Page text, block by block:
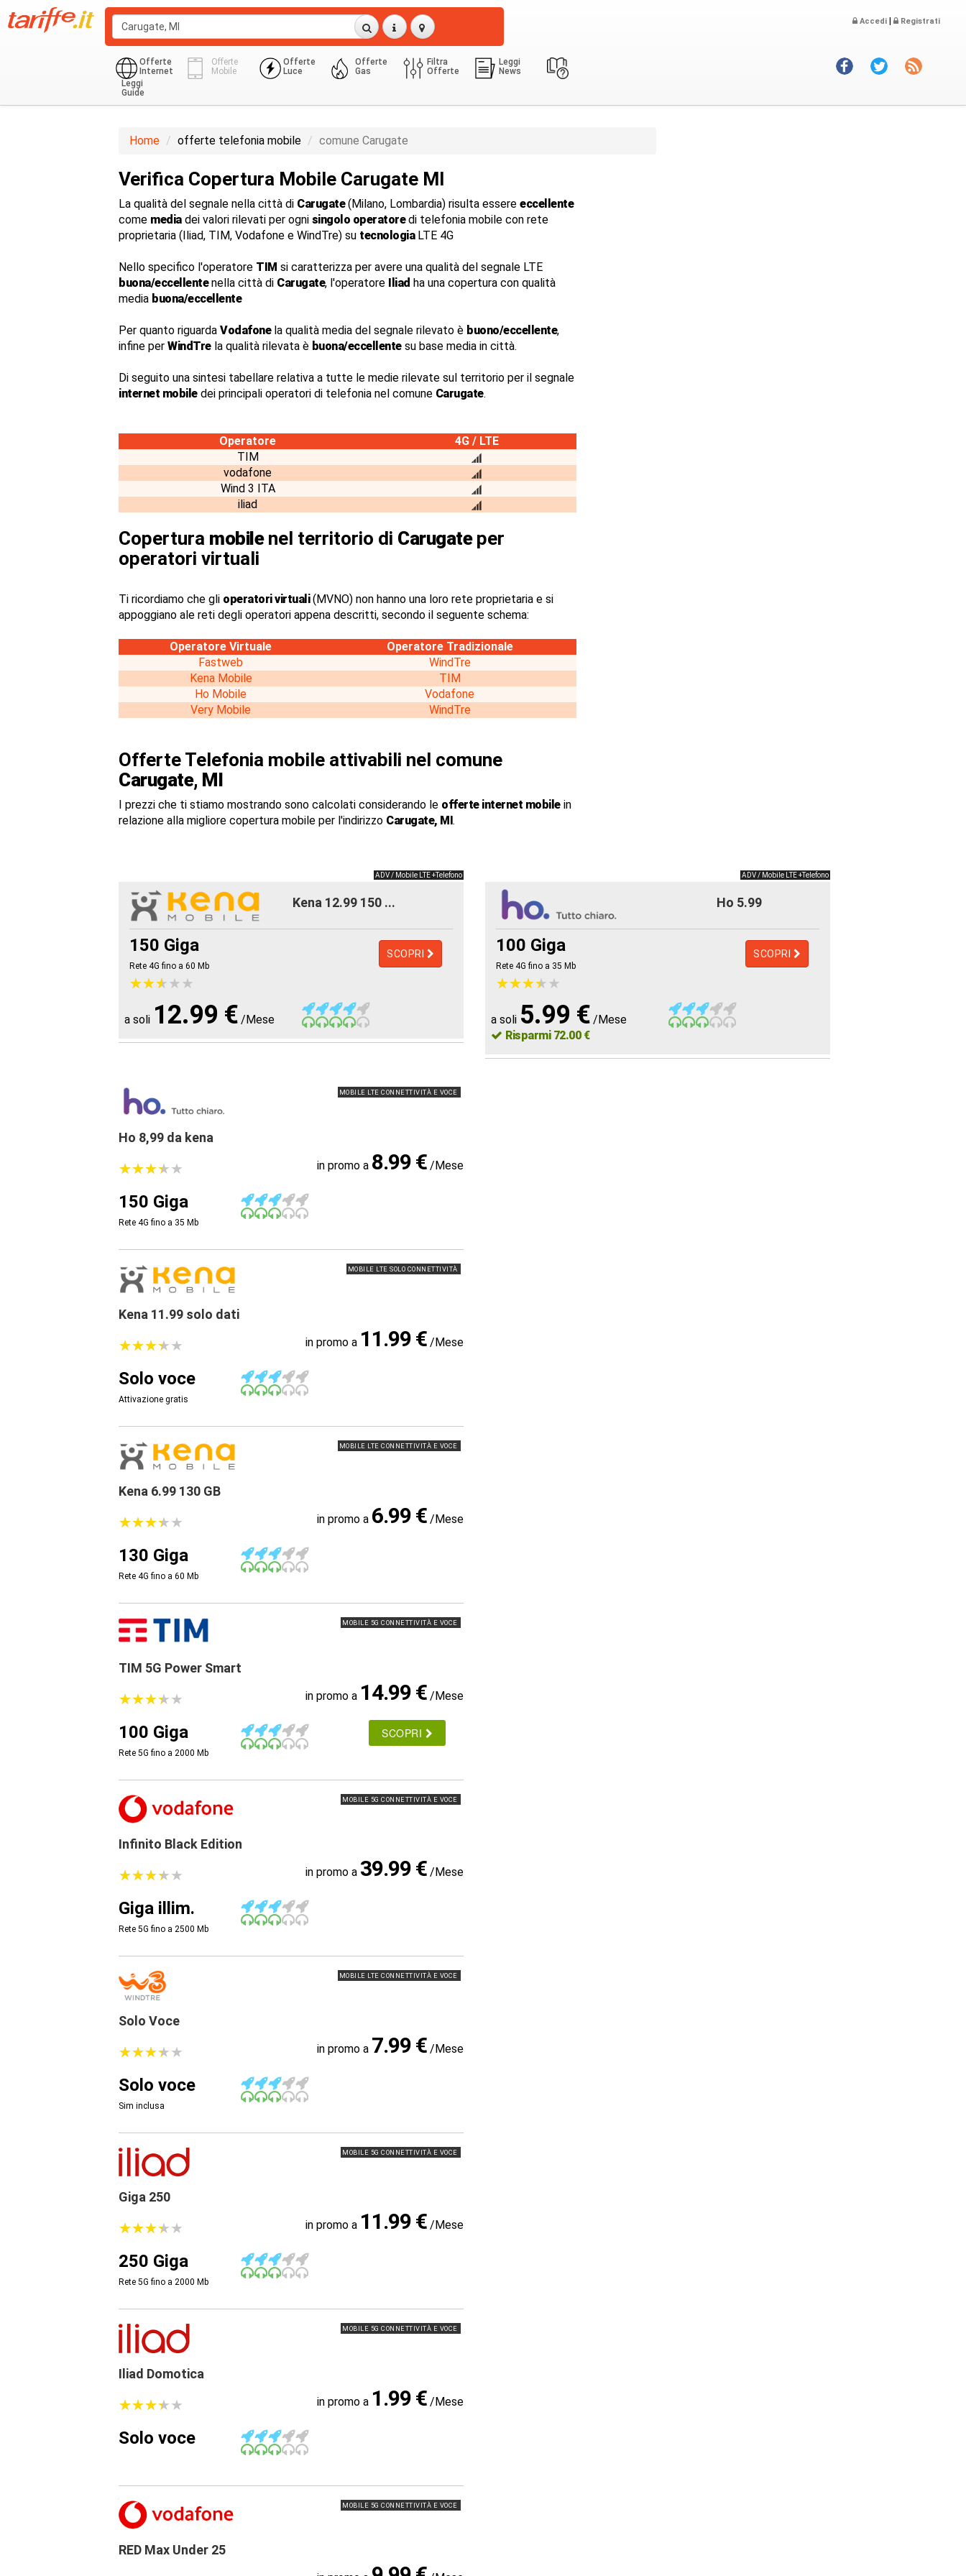
Accedi | Registrati
Offerte
Internet
Offerte
Mobile
Offerte
Luce
Offerte
Gas
Filtra
Offerte
Leggi
News
Leggi
Guide
Home offerte telefonia mobile comune Carugate
Verifica Copertura Mobile Carugate MI
La qualità del segnale nella città di Carugate(Milano, Lombardia) risulta essere eccellente
come mediadei valori rilevati per ogni singolo operatoredi telefonia mobile con rete
proprietaria (Iliad, TIM, Vodafone e WindTre) su tecnologiaLTE 4G
Nello specifico l'operatore TIM si caratterizza per avere una qualità del segnale LTE
buona/eccellentenella città di Carugate, l'operatore Iliad ha una copertura con qualità
media buona/eccellente
Per quanto riguarda Vodafonela qualità media del segnale rilevato è buono/eccellente,
infine per WindTrela qualità rilevata è buona/eccellentesu base media in città.
Di seguito una sintesi tabellare relativa a tutte le medie rilevate sul territorio per il segnale
internet mobiledei principali operatori di telefonia nel comune Carugate.
Operatore
4G / LTE
TIM
vodafone
Wind 3 ITA
iliad
Copertura mobilenel territorio di Carugateper
operatori virtuali
Ti ricordiamo che gli operatori virtuali(MVNO) non hanno una loro rete proprietaria e si
appoggiano ale reti degli operatori appena descritti, secondo il seguente schema:
Operatore Virtuale
Operatore Tradizionale
Fastweb
WindTre
Kena Mobile
TIM
Ho Mobile
Vodafone
Very Mobile
WindTre
Offerte Telefonia mobile attivabili nel comune
Carugate, MI
I prezzi che ti stiamo mostrando sono calcolati considerando le offerte internet mobilein
relazione alla migliore copertura mobile per l'indirizzo Carugate, MI.
ADV / Mobile LTE +Telefono
Kena 12.99 150 ...
150 Giga
Rete 4G fino a 60 Mb
SCOPRI
★★★★★
★★★★★
a soli 12.99 € /Mese
ADV / Mobile LTE +Telefono
Ho 5.99
100 Giga
Rete 4G fino a 35 Mb
SCOPRI
★★★★★
★★★★★
a soli 5.99 € /Mese
Risparmi 72.00 €
MOBILE LTE CONNETTIVITÀ E VOCE
Ho 8,99 da kena
★★★★★
★★★★★ in promo a 8.99 € /Mese
150 Giga
Rete 4G fino a 35 Mb
MOBILE LTE SOLO CONNETTIVITÀ
Kena 11.99 solo dati
★★★★★
★★★★★ in promo a 11.99 € /Mese
Solo voce
Attivazione gratis
MOBILE LTE CONNETTIVITÀ E VOCE
Kena 6.99 130 GB
★★★★★
★★★★★ in promo a 6.99 € /Mese
130 Giga
Rete 4G fino a 60 Mb
MOBILE 5G CONNETTIVITÀ E VOCE
TIM 5G Power Smart
★★★★★
★★★★★ in promo a 14.99 € /Mese
100 Giga
Rete 5G fino a 2000 Mb
SCOPRI
MOBILE 5G CONNETTIVITÀ E VOCE
Infinito Black Edition
★★★★★
★★★★★ in promo a 39.99 € /Mese
Giga illim.
Rete 5G fino a 2500 Mb
MOBILE LTE CONNETTIVITÀ E VOCE
Solo Voce
★★★★★
★★★★★ in promo a 7.99 € /Mese
Solo voce
Sim inclusa
MOBILE 5G CONNETTIVITÀ E VOCE
Giga 250
★★★★★
★★★★★ in promo a 11.99 € /Mese
250 Giga
Rete 5G fino a 2000 Mb
MOBILE 5G CONNETTIVITÀ E VOCE
Iliad Domotica
★★★★★
★★★★★ in promo a 1.99 € /Mese
Solo voce
MOBILE 5G CONNETTIVITÀ E VOCE
RED Max Under 25